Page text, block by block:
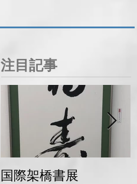
注目記事
国際架橋書展